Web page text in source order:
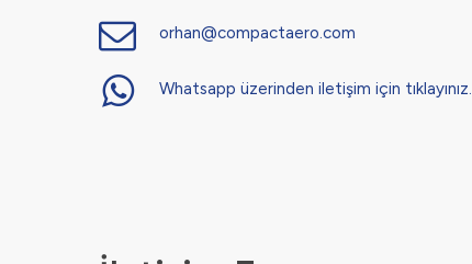
orhan@compactaero.com
Whatsapp üzerinden iletişim için tıklayınız.